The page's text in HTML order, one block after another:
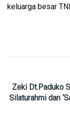
keluarga besar
Zeki Dt.Paduko
Silaturahmi dan